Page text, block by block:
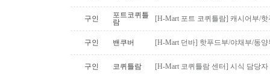
구인
포트코퀴틀
람
[H-Mart 포트 코퀴틀람] 캐시어부/
구인 밴쿠버 [H-Mart 던바] 핫푸드부/야채부/동
구인 코퀴틀람 [H-Mart 코퀴틀람 센터] 시식 담당